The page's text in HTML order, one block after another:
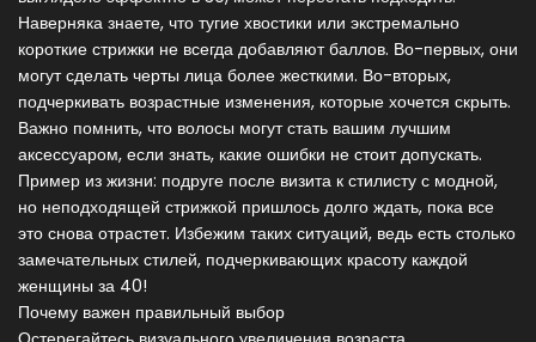
Наверняка знаете, что тугие хвостики или экстремально
короткие стрижки не всегда добавляют баллов. Во-первых, они
могут сделать черты лица более жесткими. Во-вторых,
подчеркивать возрастные изменения, которые хочется скрыть.
Важно помнить, что волосы могут стать вашим лучшим
аксессуаром, если знать, какие ошибки не стоит допускать.
Пример из жизни: подруге после визита к стилисту с модной,
но неподходящей стрижкой пришлось долго ждать, пока все
это снова отрастет. Избежим таких ситуаций, ведь есть столько
замечательных стилей, подчеркивающих красоту каждой
женщины за 40!
Почему важен правильный выбор